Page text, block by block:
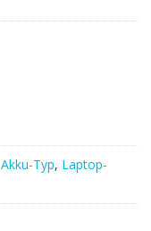
Akku-Typ, Laptop-